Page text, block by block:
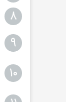
۸
۹
۱۰